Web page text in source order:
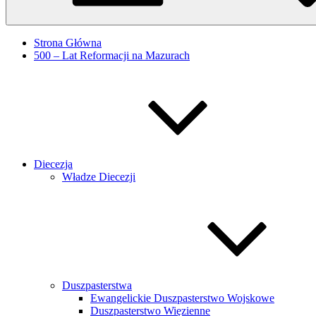
Strona Główna
500 – Lat Reformacji na Mazurach
Diecezja
Władze Diecezji
Duszpasterstwa
Ewangelickie Duszpasterstwo Wojskowe
Duszpasterstwo Więzienne